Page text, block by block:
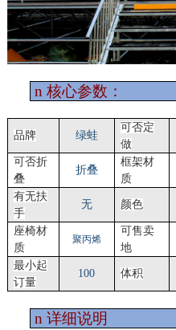
n 核心参数：
品牌 绿蛙
可否定
做
可否折
叠
折叠
框架材
质
有无扶
手
无 颜色
座椅材
质
聚丙烯
可售卖
地
最小起
订量
100 体积
n 详细说明